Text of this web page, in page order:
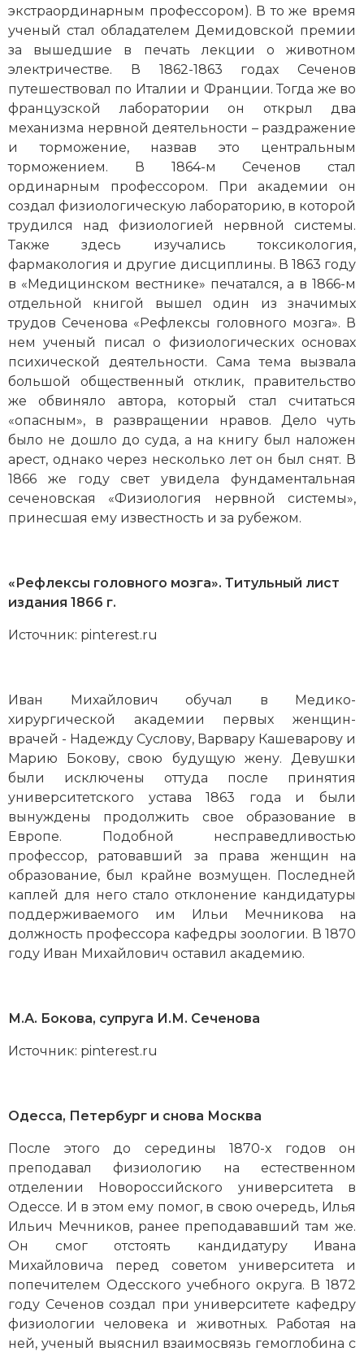
экстраординарным профессором). В то же время
ученый стал обладателем Демидовской премии
за вышедшие в печать лекции о животном
электричестве. В 1862-1863 годах Сеченов
путешествовал по Италии и Франции. Тогда же во
французской лаборатории он открыл два
механизма нервной деятельности – раздражение
и торможение, назвав это центральным
торможением. В 1864-м Сеченов стал
ординарным профессором. При академии он
создал физиологическую лабораторию, в которой
трудился над физиологией нервной системы.
Также здесь изучались токсикология,
фармакология и другие дисциплины. В 1863 году
в «Медицинском вестнике» печатался, а в 1866-м
отдельной книгой вышел один из значимых
трудов Сеченова «Рефлексы головного мозга». В
нем ученый писал о физиологических основах
психической деятельности. Сама тема вызвала
большой общественный отклик, правительство
же обвиняло автора, который стал считаться
«опасным», в развращении нравов. Дело чуть
было не дошло до суда, а на книгу был наложен
арест, однако через несколько лет он был снят. В
1866 же году свет увидела фундаментальная
сеченовская «Физиология нервной системы»,
принесшая ему известность и за рубежом.
«Рефлексы головного мозга». Титульный лист
издания 1866 г.
Источник: pinterest.ru
Иван Михайлович обучал в Медико-
хирургической академии первых женщин-
врачей - Надежду Суслову, Варвару Кашеварову и
Марию Бокову, свою будущую жену. Девушки
были исключены оттуда после принятия
университетского устава 1863 года и были
вынуждены продолжить свое образование в
Европе. Подобной несправедливостью
профессор, ратовавший за права женщин на
образование, был крайне возмущен. Последней
каплей для него стало отклонение кандидатуры
поддерживаемого им Ильи Мечникова на
должность профессора кафедры зоологии. В 1870
году Иван Михайлович оставил академию.
М.А. Бокова, супруга И.М. Сеченова
Источник: pinterest.ru
Одесса, Петербург и снова Москва
После этого до середины 1870-х годов он
преподавал физиологию на естественном
отделении Новороссийского университета в
Одессе. И в этом ему помог, в свою очередь, Илья
Ильич Мечников, ранее преподававший там же.
Он смог отстоять кандидатуру Ивана
Михайловича перед советом университета и
попечителем Одесского учебного округа. В 1872
году Сеченов создал при университете кафедру
физиологии человека и животных. Работая на
ней, ученый выяснил взаимосвязь гемоглобина с